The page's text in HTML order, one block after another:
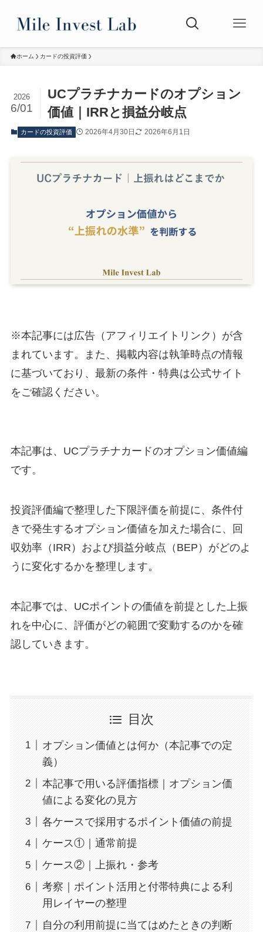
ホーム カードの投資評価
UCプラチナカードのオプション
価値｜IRRと損益分岐点
2026
6/01
カードの投資評価 2026年4月30日 2026年6月1日
※本記事には広告（アフィリエイトリンク）が含
まれています。また、掲載内容は執筆時点の情報
に基づいており、最新の条件・特典は公式サイト
をご確認ください。
本記事は、UCプラチナカードのオプション価値編
です。
投資評価編で整理した下限評価を前提に、条件付
きで発生するオプション価値を加えた場合に、回
収効率（IRR）および損益分岐点（BEP）がどのよ
うに変化するかを整理します。
本記事では、UCポイントの価値を前提とした上振
れを中心に、評価がどの範囲で変動するのかを確
認していきます。
目次
オプション価値とは何か（本記事での定
義）
本記事で用いる評価指標｜オプション価
値による変化の見方
各ケースで採用するポイント価値の前提
ケース①｜通常前提
ケース②｜上振れ・参考
考察｜ポイント活用と付帯特典による利
用レイヤーの整理
自分の利用前提に当てはめたときの判断